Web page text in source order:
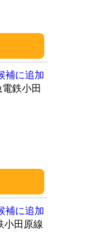
鉄小田
補に追加
小田原線
補に追加